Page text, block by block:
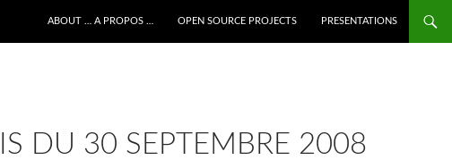
ABOUT … A PROPOS …
OPEN SOURCE PROJECTS PRESENTATIONS
DU 30 SEPTEMBRE 2008